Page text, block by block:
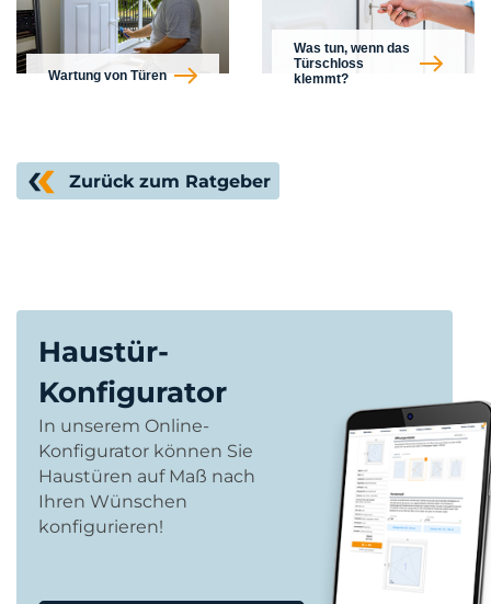
Wartung von Türen
Was tun, wenn das
Türschloss
klemmt?
Zurück zum Ratgeber
Haustür-
Konfigurator
In unserem Online-
Konfigurator können Sie
Haustüren auf Maß nach
Ihren Wünschen
konfigurieren!